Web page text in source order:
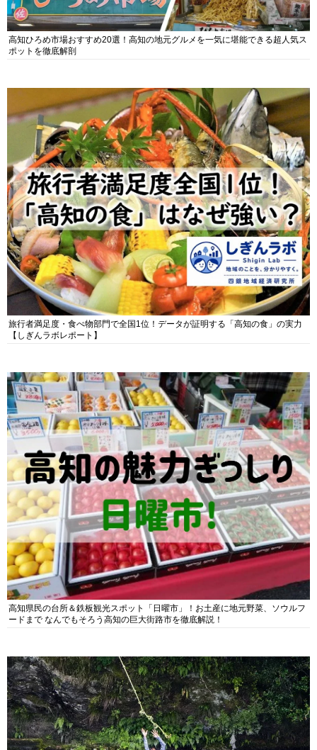
高知ひろめ市場おすすめ20選！高知の地元グルメを一気に堪能できる超人気ス
ポットを徹底解剖
旅行者満足度・食べ物部門で全国1位！データが証明する「高知の食」の実力
【しぎんラボレポート】
高知県民の台所＆鉄板観光スポット「日曜市」！お土産に地元野菜、ソウルフ
ードまで なんでもそろう高知の巨大街路市を徹底解説！